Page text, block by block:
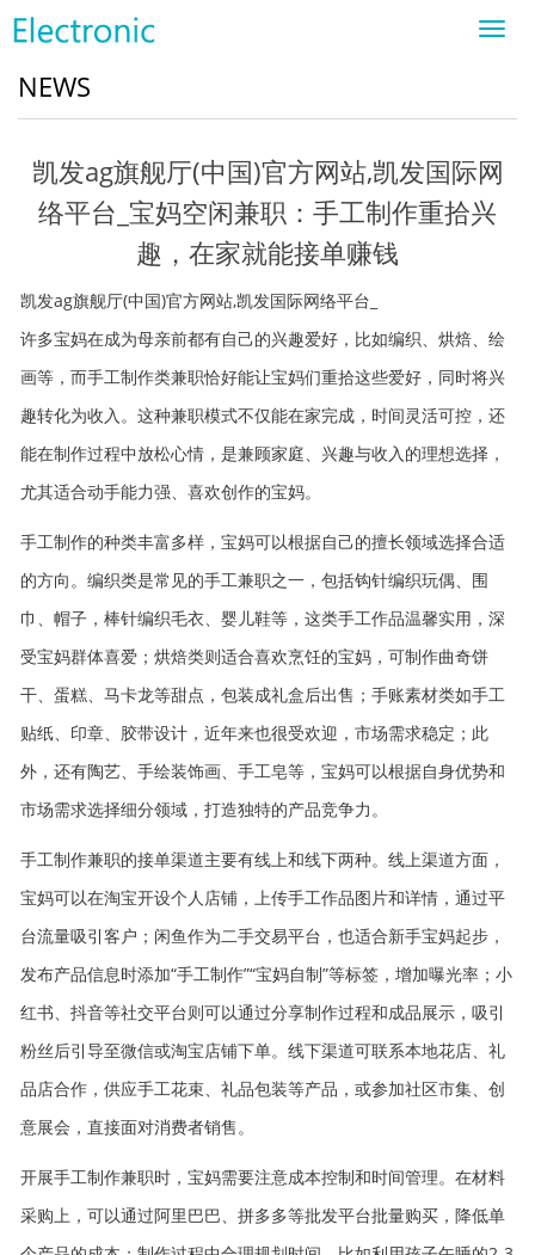
NEWS
凯发ag旗舰厅(中国)官方网站,凯发国际网
络平台_宝妈空闲兼职：手工制作重拾兴
趣，在家就能接单赚钱
凯发ag旗舰厅(中国)官方网站,凯发国际网络平台_
许多宝妈在成为母亲前都有自己的兴趣爱好，比如编织、烘焙、绘
画等，而手工制作类兼职恰好能让宝妈们重拾这些爱好，同时将兴
趣转化为收入。这种兼职模式不仅能在家完成，时间灵活可控，还
能在制作过程中放松心情，是兼顾家庭、兴趣与收入的理想选择，
尤其适合动手能力强、喜欢创作的宝妈。
手工制作的种类丰富多样，宝妈可以根据自己的擅长领域选择合适
的方向。编织类是常见的手工兼职之一，包括钩针编织玩偶、围
巾、帽子，棒针编织毛衣、婴儿鞋等，这类手工作品温馨实用，深
受宝妈群体喜爱；烘焙类则适合喜欢烹饪的宝妈，可制作曲奇饼
干、蛋糕、马卡龙等甜点，包装成礼盒后出售；手账素材类如手工
贴纸、印章、胶带设计，近年来也很受欢迎，市场需求稳定；此
外，还有陶艺、手绘装饰画、手工皂等，宝妈可以根据自身优势和
市场需求选择细分领域，打造独特的产品竞争力。
手工制作兼职的接单渠道主要有线上和线下两种。线上渠道方面，
宝妈可以在淘宝开设个人店铺，上传手工作品图片和详情，通过平
台流量吸引客户；闲鱼作为二手交易平台，也适合新手宝妈起步，
发布产品信息时添加“手工制作”“宝妈自制”等标签，增加曝光率；小
红书、抖音等社交平台则可以通过分享制作过程和成品展示，吸引
粉丝后引导至微信或淘宝店铺下单。线下渠道可联系本地花店、礼
品店合作，供应手工花束、礼品包装等产品，或参加社区市集、创
意展会，直接面对消费者销售。
开展手工制作兼职时，宝妈需要注意成本控制和时间管理。在材料
采购上，可以通过阿里巴巴、拼多多等批发平台批量购买，降低单